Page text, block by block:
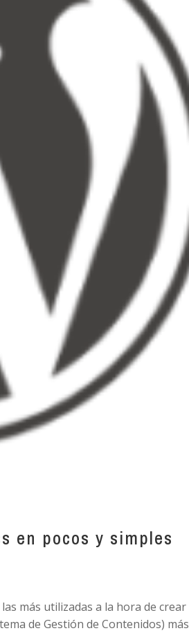
en pocos y simples
más utilizadas a la hora de crear
de Gestión de Contenidos) más